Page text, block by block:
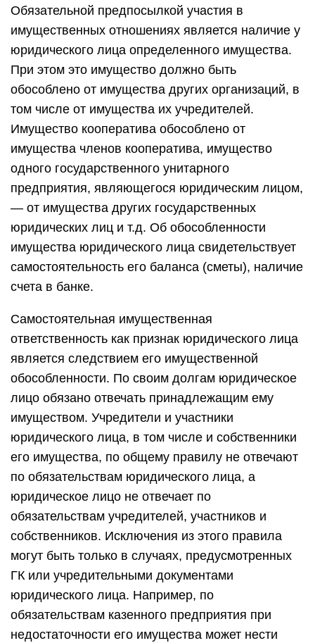
Обязательной предпосылкой участия в
имущественных отношениях является наличие у
юридического лица определенного имущества.
При этом это имущество должно быть
обособлено от имущества других организаций, в
том числе от имущества их учредителей.
Имущество кооператива обособлено от
имущества членов кооператива, имущество
одного государственного унитарного
предприятия, являющегося юридическим лицом,
— от имущества других государственных
юридических лиц и т.д. Об обособленности
имущества юридического лица свидетельствует
самостоятельность его баланса (сметы), наличие
счета в банке.
Самостоятельная имущественная
ответственность как признак юридического лица
является следствием его имущественной
обособленности. По своим долгам юридическое
лицо обязано отвечать принадлежащим ему
имуществом. Учредители и участники
юридического лица, в том числе и собственники
его имущества, по общему правилу не отвечают
по обязательствам юридического лица, а
юридическое лицо не отвечает по
обязательствам учредителей, участников и
собственников. Исключения из этого правила
могут быть только в случаях, предусмотренных
ГК или учредительными документами
юридического лица. Например, по
обязательствам казенного предприятия при
недостаточности его имущества может нести